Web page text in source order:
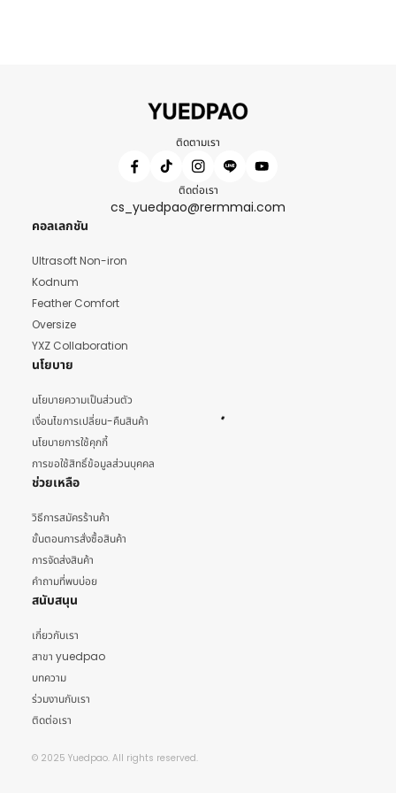
ติดตามเรา
ติดต่อเรา
cs_yuedpao@rermmai.com
คอลเลกชัน
Ultrasoft Non-iron
Kodnum
Feather Comfort
Oversize
YXZ Collaboration
นโยบาย
นโยบายความเป็นส่วนตัว
เงื่อนไขการเปลี่ยน-คืนสินค้า
นโยบายการใช้คุกกี้
การขอใช้สิทธิ์ข้อมูลส่วนบุคคล
ช่วยเหลือ
วิธีการสมัครร้านค้า
ขั้นตอนการสั่งซื้อสินค้า
การจัดส่งสินค้า
คำถามที่พบบ่อย
สนับสนุน
เกี่ยวกับเรา
สาขา yuedpao
บทความ
ร่วมงานกับเรา
ติดต่อเรา
© 2025 Yuedpao. All rights reserved.